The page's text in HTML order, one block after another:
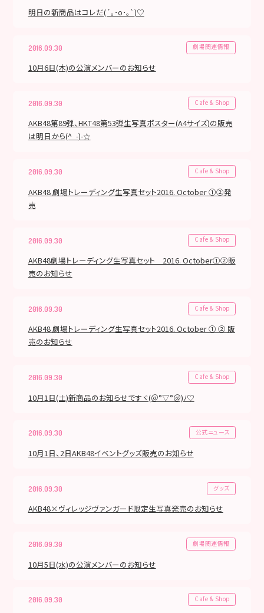
明日の新商品はコレだ(´｡･o･｡`)♡
2016.09.30 劇場関連情報
10月6日(木)の公演メンバーのお知らせ
2016.09.30 Cafe & Shop
AKB48第89弾、HKT48第53弾生写真ポスター(A4サイズ)の販売
は明日から(^_-)-☆
2016.09.30 Cafe & Shop
AKB48 劇場トレーディング生写真セット2016. October ①②発
売
2016.09.30 Cafe & Shop
AKB48劇場トレーディング生写真セット 2016. October①②販
売のお知らせ
2016.09.30 Cafe & Shop
AKB48 劇場トレーディング生写真セット2016. October ① ② 販
売のお知らせ
2016.09.30 Cafe & Shop
10月1日(土)新商品のお知らせですヾ(＠°▽°＠)ﾉ♡
2016.09.30 公式ニュース
10月1日、2日AKB48イベントグッズ販売のお知らせ
2016.09.30 グッズ
AKB48×ヴィレッジヴァンガード限定生写真発売のお知らせ
2016.09.30 劇場関連情報
10月5日(水)の公演メンバーのお知らせ
2016.09.30 Cafe & Shop